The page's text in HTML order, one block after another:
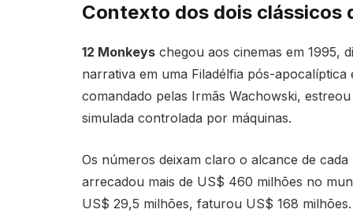
Contexto dos dois clássicos
12 Monkeyschegou aos cinemas em 1995,
narrativa em uma Filadélfia pós-
comandado pelas Irmãs Wachowski,
simulada controlada por máquinas.
Os números deixam claro o alcance de
arrecadou mais de US$ 460 milhões no
US$ 29,5 milhões, faturou US$ 168